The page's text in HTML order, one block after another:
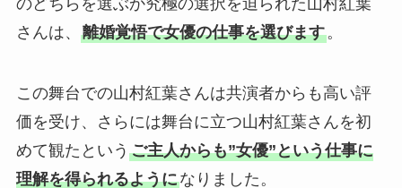
のどちらを選ぶか究極の選択を迫られた山村紅葉
さんは、 離婚覚悟で女優の仕事を選びます。
この舞台での山村紅葉さんは共演者からも高い評
価を受け、さらには舞台に立つ山村紅葉さんを初
めて観たという ご主人からも”女優”という仕事に
理解を得られるようになりました。